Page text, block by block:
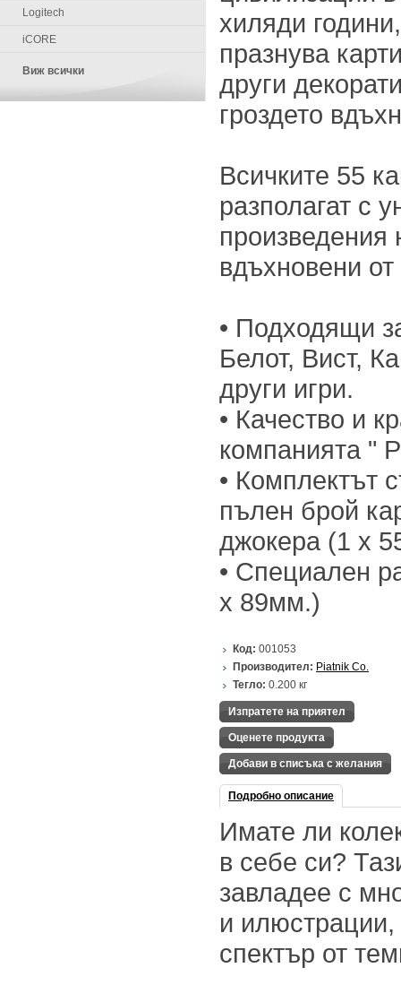
Logitech
iCORE
Виж всички
хиляди
празнува
други
гроздето
Всичките 55
разполагат с
произведения
вдъхновени
• Подходящи
Белот, Вист,
други игри.
• Качество и
компанията "
• Комплектът
пълен брой
джокера (1 x
• Специален
х 89мм.)
Код: 001053
Производител: Piatnik Co.
Тегло: 0.200 кг
Изпратете на приятел
Оценете продукта
Добави в списъка с желания
Подробно описание
Имате ли
в себе си?
завладее с
и
спектър от